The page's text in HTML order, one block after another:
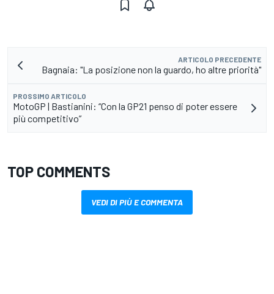
ARTICOLO PRECEDENTE
Bagnaia: "La posizione non la guardo, ho altre priorità"
PROSSIMO ARTICOLO
MotoGP | Bastianini: “Con la GP21 penso di poter essere
più competitivo”
TOP COMMENTS
VEDI DI PIÙ E COMMENTA